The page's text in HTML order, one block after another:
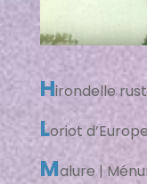
Hirondelle
Loriot
Malure |